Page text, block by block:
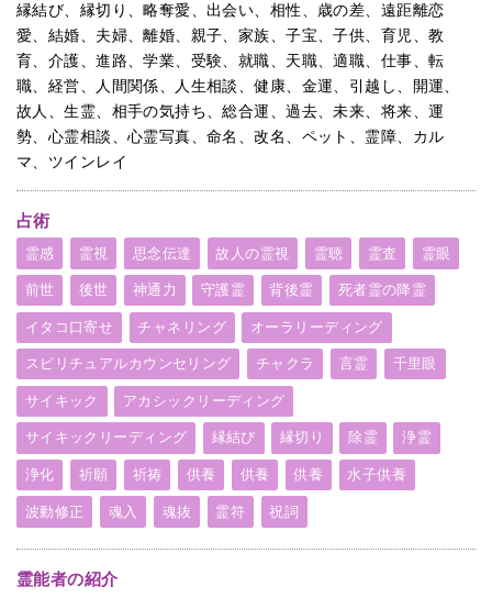
縁結び、縁切り、略奪愛、出会い、相性、歳の差、遠距離恋
愛、結婚、夫婦、離婚、親子、家族、子宝、子供、育児、教
育、介護、進路、学業、受験、就職、天職、適職、仕事、転
職、経営、人間関係、人生相談、健康、金運、引越し、開運、
故人、生霊、相手の気持ち、総合運、過去、未来、将来、運
勢、心霊相談、心霊写真、命名、改名、ペット、霊障、カル
マ、ツインレイ
占術
霊感 霊視 思念伝達 故人の霊視 霊聴 霊査 霊眼
前世 後世 神通力 守護霊 背後霊 死者霊の降霊
イタコ口寄せ チャネリング オーラリーディング
スピリチュアルカウンセリング チャクラ 言霊 千里眼
サイキック アカシックリーディング
サイキックリーディング 縁結び 縁切り 除霊 浄霊
浄化 祈願 祈祷 供養 供養 供養 水子供養
波動修正 魂入 魂抜 霊符 祝詞
霊能者の紹介